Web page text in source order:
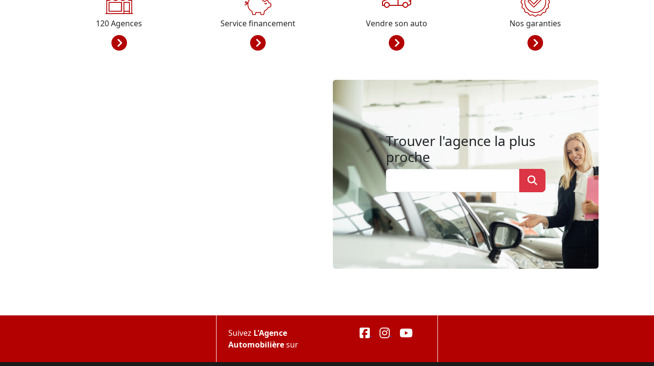
120Agences Service financement Vendre son auto Nos garanties
Trouver l'agence la plus
proche
Suivez L'Agence
Automobilièresur